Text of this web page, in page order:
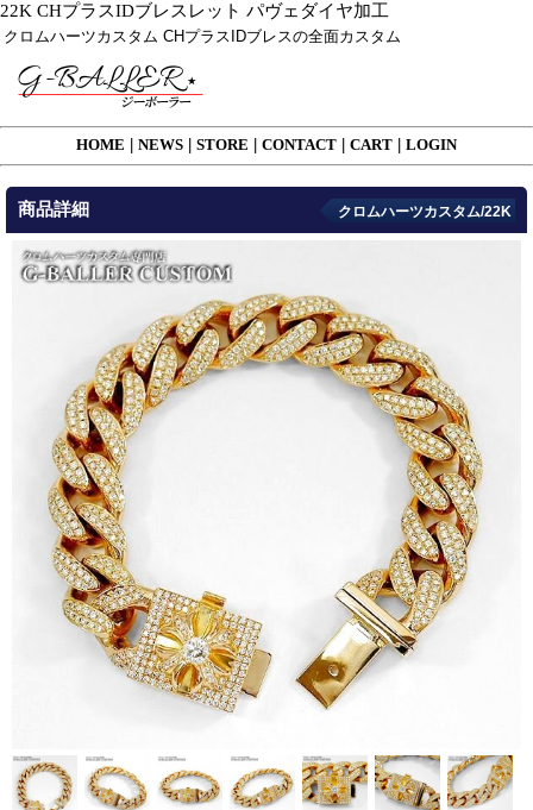
22K CHプラスIDブレスレット パヴェダイヤ加工
クロムハーツカスタム CHプラスIDブレスの全面カスタム
HOME NEWS STORE CONTACT CART LOGIN
商品詳細 クロムハーツカスタム/22K